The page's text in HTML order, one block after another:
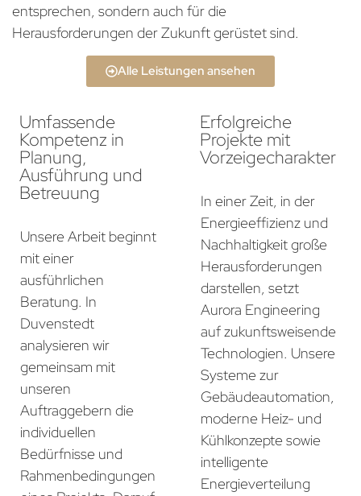
entsprechen, sondern auch für die
Herausforderungen der Zukunft gerüstet sind.
Alle Leistungen ansehen
Umfassende
Kompetenz in
Planung,
Ausführung und
Betreuung
Unsere Arbeit beginnt
mit einer
ausführlichen
Beratung. In
Duvenstedt
analysieren wir
gemeinsam mit
unseren
Auftraggebern die
individuellen
Bedürfnisse und
Rahmenbedingungen
Erfolgreiche
Projekte mit
Vorzeigecharakter
In einer Zeit, in der
Energieeffizienz und
Nachhaltigkeit große
Herausforderungen
darstellen, setzt
Aurora Engineering
auf zukunftsweisende
Technologien. Unsere
Systeme zur
Gebäudeautomation,
moderne Heiz- und
Kühlkonzepte sowie
intelligente
Energieverteilung